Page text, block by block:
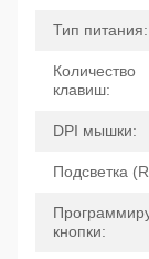
Тип питания:
Количество
клавиш:
DPI мышки:
Подсветка
кнопки: